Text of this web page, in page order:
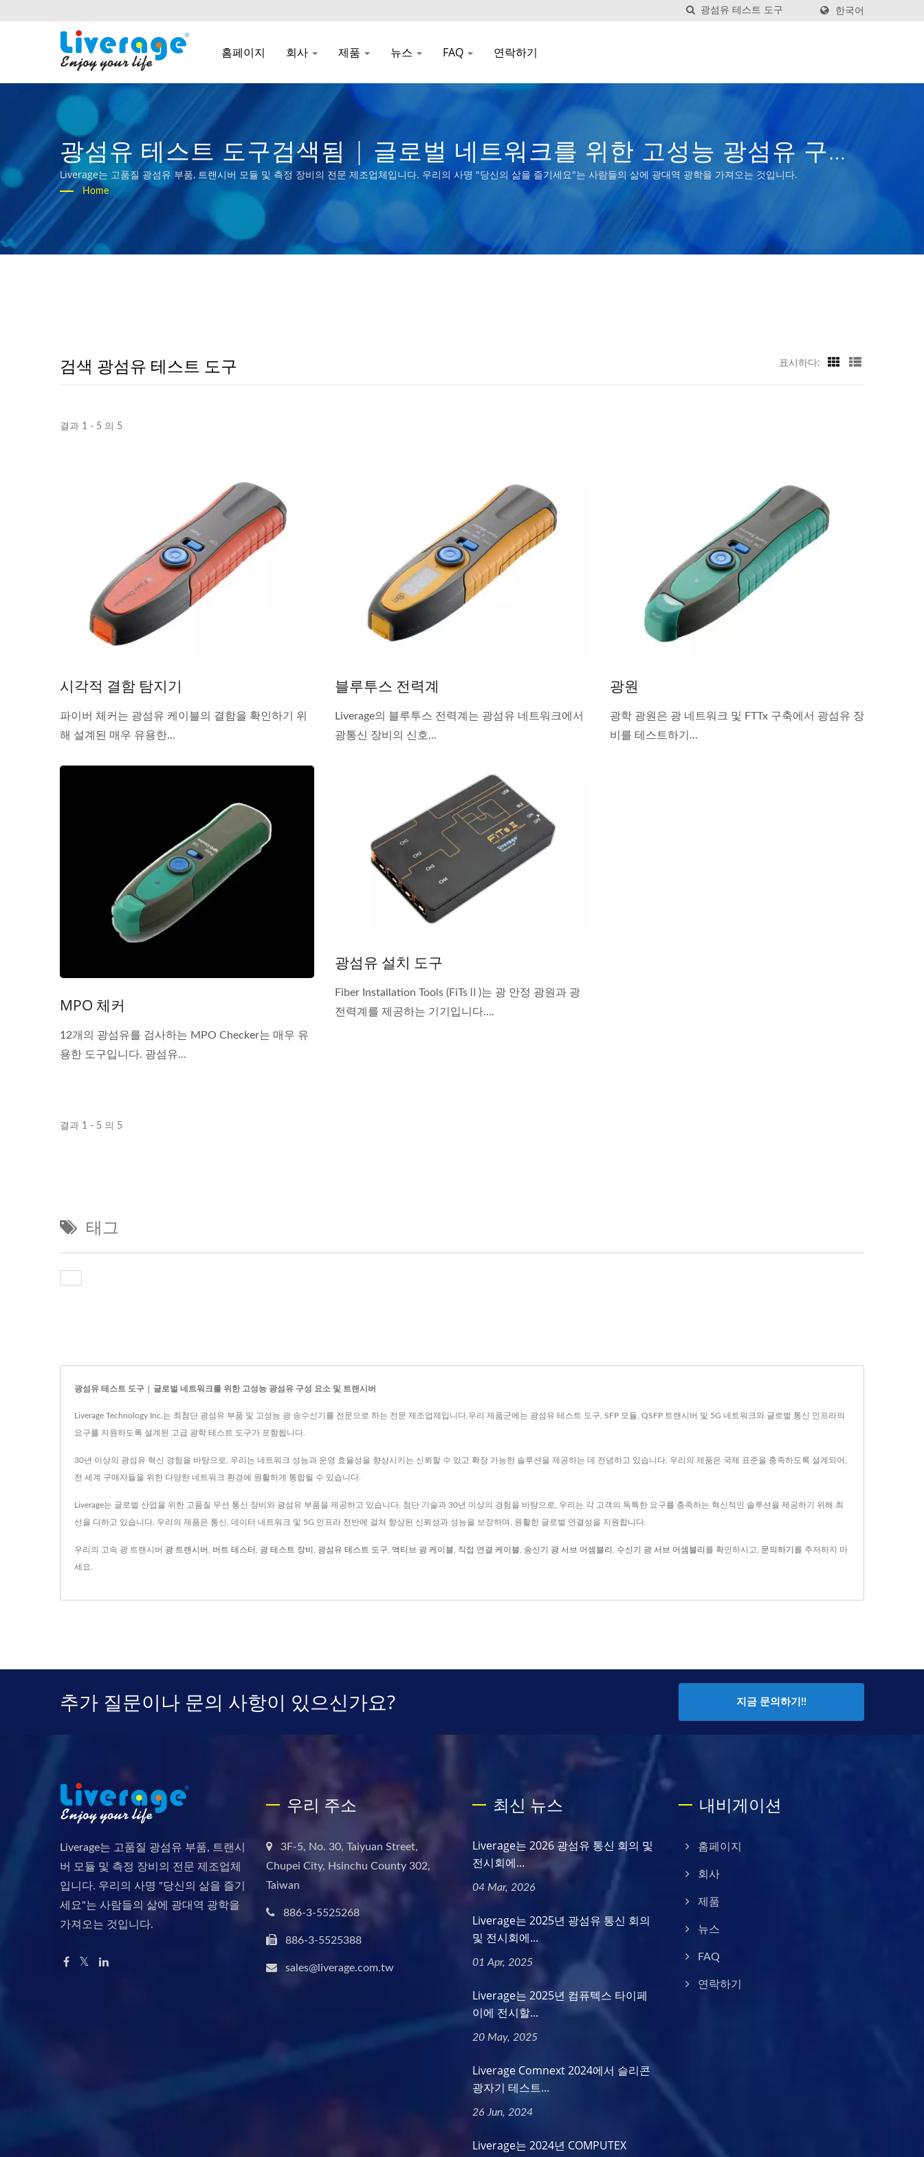
한국어
홈페이지 회사 제품 뉴스 FAQ 연락하기
광섬유 테스트 도구검색됨 | 글로벌 네트워크를 위한 고성능 광섬유 구성
요소 및 트랜시버
Liverage는 고품질 광섬유 부품, 트랜시버 모듈 및 측정 장비의 전문 제조업체입니다. 우리의 사명 "당신의 삶을 즐기세요"는 사람들의 삶에 광대역 광학을 가져오는 것입니다.
Home
검색 광섬유 테스트 도구 표시하다:
결과 1 - 5 의 5
시각적 결함 탐지기
파이버 체커는 광섬유 케이블의 결함을 확인하기 위
해 설계된 매우 유용한...
블루투스 전력계
Liverage의 블루투스 전력계는 광섬유 네트워크에서
광통신 장비의 신호...
광원
광학 광원은 광 네트워크 및 FTTx 구축에서 광섬유 장
비를 테스트하기...
MPO 체커
12개의 광섬유를 검사하는 MPO Checker는 매우 유
용한 도구입니다. 광섬유...
광섬유 설치 도구
Fiber Installation Tools (FiTsⅡ)는 광 안정 광원과 광
전력계를 제공하는 기기입니다....
결과 1 - 5 의 5
태그
광섬유 테스트 도구 | 글로벌 네트워크를 위한 고성능 광섬유 구성 요소 및 트랜시버
Liverage Technology Inc.는 최첨단 광섬유 부품 및 고성능 광 송수신기를 전문으로 하는 전문 제조업체입니다.우리 제품군에는 광섬유 테스트 도구, SFP 모듈, QSFP 트랜시버 및 5G 네트워크와 글로벌 통신 인프라의
요구를 지원하도록 설계된 고급 광학 테스트 도구가 포함됩니다.
30년 이상의 광섬유 혁신 경험을 바탕으로, 우리는 네트워크 성능과 운영 효율성을 향상시키는 신뢰할 수 있고 확장 가능한 솔루션을 제공하는 데 전념하고 있습니다. 우리의 제품은 국제 표준을 충족하도록 설계되어,
전 세계 구매자들을 위한 다양한 네트워크 환경에 원활하게 통합될 수 있습니다.
Liverage는 글로벌 산업을 위한 고품질 무선 통신 장비와 광섬유 부품을 제공하고 있습니다. 첨단 기술과 30년 이상의 경험을 바탕으로, 우리는 각 고객의 독특한 요구를 충족하는 혁신적인 솔루션을 제공하기 위해 최
선을 다하고 있습니다. 우리의 제품은 통신, 데이터 네트워크 및 5G 인프라 전반에 걸쳐 향상된 신뢰성과 성능을 보장하며, 원활한 글로벌 연결성을 지원합니다.
우리의 고속 광 트랜시버 광 트랜시버 버트 테스터 광 테스트 장비 광섬유 테스트 도구 액티브 광 케이블 직접 연결 케이블 송신기 광 서브 어셈블리 수신기 광 서브 어셈블리 를 확인하시고, 문의하기 를 주저하지 마
세요.
추가 질문이나 문의 사항이 있으신가요? 지금 문의하기!!
Liverage는 고품질 광섬유 부품, 트랜시
버 모듈 및 측정 장비의 전문 제조업체
입니다. 우리의 사명 "당신의 삶을 즐기
세요"는 사람들의 삶에 광대역 광학을
가져오는 것입니다.
우리 주소
3F-5, No. 30, Taiyuan Street,
Chupei City, Hsinchu County 302,
Taiwan
886-3-5525268
886-3-5525388
sales@liverage.com.tw
최신 뉴스
Liverage는 2026 광섬유 통신 회의 및
전시회에...
04 Mar, 2026
Liverage는 2025년 광섬유 통신 회의
및 전시회에...
01 Apr, 2025
Liverage는 2025년 컴퓨텍스 타이페
이에 전시할...
20 May, 2025
Liverage Comnext 2024에서 슬리콘
광자기 테스트...
26 Jun, 2024
Liverage는 2024년 COMPUTEX
내비게이션
홈페이지
회사
제품
뉴스
FAQ
연락하기